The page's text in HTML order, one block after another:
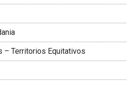
– Territorios Equitativos